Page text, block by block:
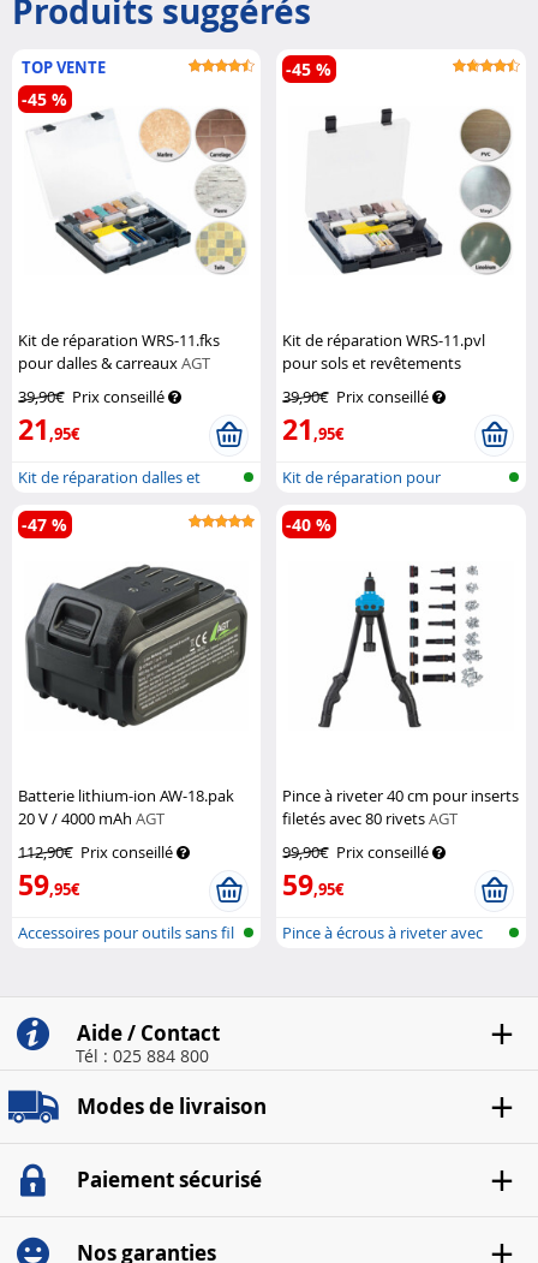
Produits suggérés
TOP VENTE
Kit de réparation WRS-11.fks
pour dalles & carreauxAGT
39,90€ Prix conseillé
21,95€
-45 %
Kit de réparation dalles et
carreau...
Kit de réparation WRS-11.pvl
pour sols et revêtements
39,90€ Prix conseillé
21,95€
-45 %
Kit de réparation pour
revêtement p...
Batterie lithium-ion AW-18.pak
20 V / 4000 mAh AGT
112,90€ Prix conseillé
59,95€
-47 %
Accessoires pour outils sans fil
Pince à riveter 40 cm pour inserts
filetés avec 80 rivetsAGT
99,90€ Prix conseillé
59,95€
-40 %
Pince à écrous à riveter avec
Aide / Contact
Tél : 025 884 800
Modes de livraison
Paiement sécurisé
Nos garanties